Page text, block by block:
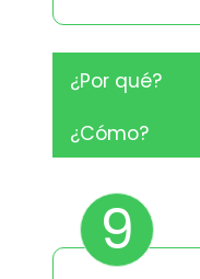
¿Por qué?
¿Cómo?
9